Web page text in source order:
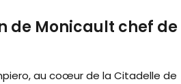
de Monicault chef de
au coœur de la Citadelle de